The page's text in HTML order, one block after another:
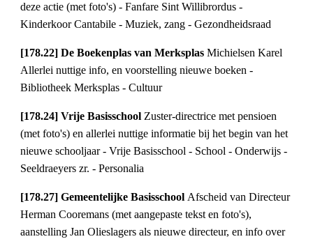
deze actie (met foto's) - Fanfare Sint Willibrordus -
Kinderkoor Cantabile - Muziek, zang - Gezondheidsraad
[178.22] De Boekenplas van MerksplasMichielsen Karel
Allerlei nuttige info, en voorstelling nieuwe boeken -
Bibliotheek Merksplas - Cultuur
[178.24] Vrije Basisschool Zuster-directrice met pensioen
(met foto's) en allerlei nuttige informatie bij het begin van het
nieuwe schooljaar - Vrije Basisschool - School - Onderwijs -
Seeldraeyers zr. - Personalia
[178.27] Gemeentelijke Basisschool Afscheid van Directeur
Herman Cooremans (met aangepaste tekst en foto's),
aanstelling Jan Olieslagers als nieuwe directeur, en info over